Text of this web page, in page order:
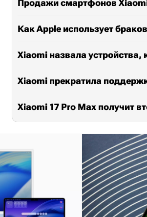
Продажи смартфонов
Как Apple использует
Xiaomi назвала устройства,
Xiaomi прекратила
Xiaomi 17 Pro Max получит